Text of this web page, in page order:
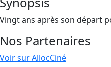
Vingt ans après son départ
Nos Partenaires
Voir sur AllocCiné